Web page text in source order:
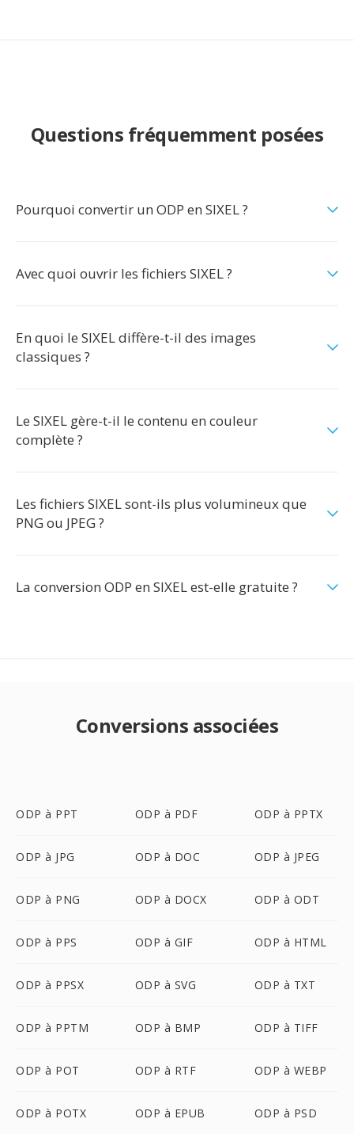
Questions fréquemment posées
Pourquoi convertir un ODP en SIXEL ?
Avec quoi ouvrir les fichiers SIXEL ?
En quoi le SIXEL diffère-t-il des images
classiques ?
Le SIXEL gère-t-il le contenu en couleur
complète ?
Les fichiers SIXEL sont-ils plus volumineux que
PNG ou JPEG ?
La conversion ODP en SIXEL est-elle gratuite ?
Conversions associées
ODP à PPT ODP à PDF ODP à PPTX
ODP à JPG ODP à DOC ODP à JPEG
ODP à PNG ODP à DOCX ODP à ODT
ODP à PPS ODP à GIF ODP à HTML
ODP à PPSX ODP à SVG ODP à TXT
ODP à PPTM ODP à BMP ODP à TIFF
ODP à POT ODP à RTF ODP à WEBP
ODP à POTX ODP à EPUB ODP à PSD